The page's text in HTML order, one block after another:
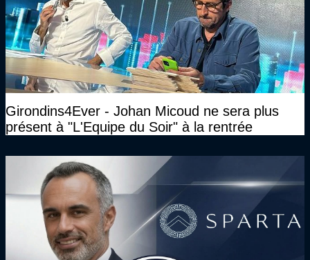
Girondins4Ever - Johan Micoud ne sera plus
présent à "L'Equipe du Soir" à la rentrée